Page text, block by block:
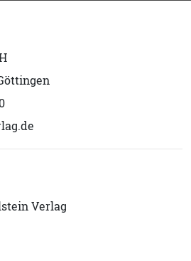
Verlag